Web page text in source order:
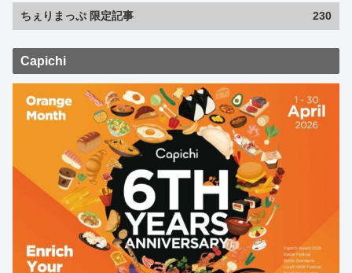
ちぇりまっぷ 限定記事 230
Capichi